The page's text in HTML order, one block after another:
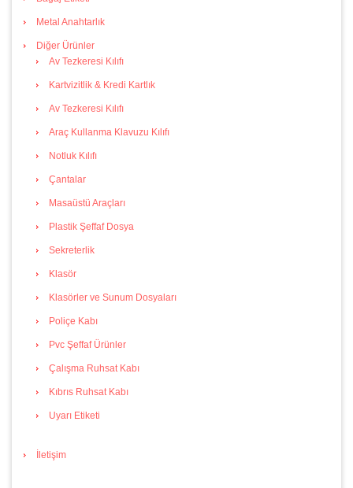
Metal Anahtarlık
Diğer Ürünler
Av Tezkeresi Kılıfı
Kartvizitlik & Kredi Kartlık
Av Tezkeresi Kılıfı
Araç Kullanma Klavuzu Kılıfı
Notluk Kılıfı
Çantalar
Masaüstü Araçları
Plastik Şeffaf Dosya
Sekreterlik
Klasör
Klasörler ve Sunum Dosyaları
Poliçe Kabı
Pvc Şeffaf Ürünler
Çalışma Ruhsat Kabı
Kıbrıs Ruhsat Kabı
Uyarı Etiketi
İletişim